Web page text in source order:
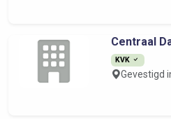
Centraal
KVK
Gevestigd